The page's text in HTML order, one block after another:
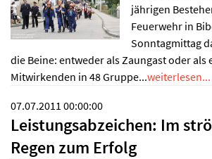
jährigen
Feuerwehr in
Sonntagmittag
die Beine: entweder als Zaungast oder als
Mitwirkenden in 48 Gruppe...weiterlesen...
07.07.2011 00:00:00
Leistungsabzeichen: Im
Regen zum Erfolg